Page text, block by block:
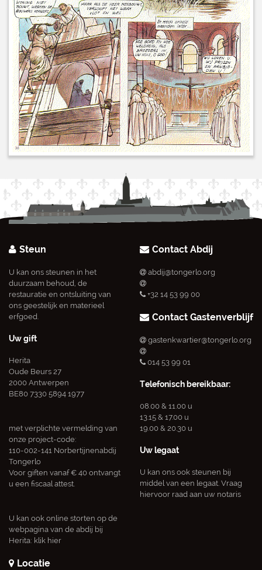
Steun
U kan ons steunen in het
duurzaam behoud, de
restauratie en ontsluiting van
ons geestelijk en materieel
erfgoed.
Uw gift
Herita
Oude Beurs 27
2000 Antwerpen
BE80 7330 5894 1977
met verplichte vermelding van
onze project-code:
110-002-141 Norbertijnenabdij
Tongerlo
Voor giften vanaf € 40 ontvangt
u een fiscaal attest.
U kan ook online storten op de
webpagina van de abdij bij
Herita: klik hier
Contact Abdij
abdij@tongerlo.org
+32 14 53 99 00
Contact Gastenverblijf
gastenkwartier@tongerlo.org
014 53 99 01
Telefonisch bereikbaar:
08.00 & 11.00 u
13.15 & 17.00 u
19.00 & 20.30 u
Uw legaat
U kan ons ook steunen bij
middel van een legaat. Vraag
hiervoor raad aan uw notaris
Locatie